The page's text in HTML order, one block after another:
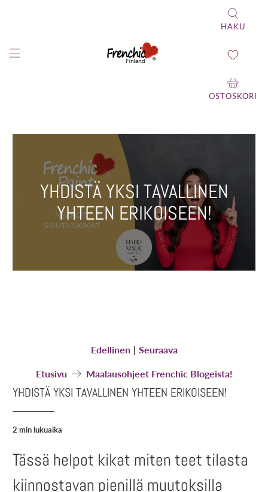
HAKU
OSTOSKORI
YHDISTÄ YKSI TAVALLINEN
YHTEEN ERIKOISEEN!
Etusivu Maalausohjeet Frenchic Blogeista!
Edellinen | Seuraava
YHDISTÄ YKSI TAVALLINEN YHTEEN ERIKOISEEN!
2 min lukuaika
Tässä helpot kikat miten teet tilasta
kiinnostavan pienillä muutoksilla